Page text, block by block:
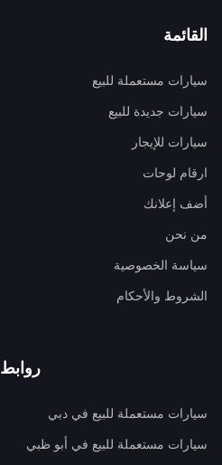
القائمة
سيارات مستعملة للبيع
سيارات جديدة للبيع
سيارات للإيجار
ارقام لوحات
أضف إعلانك
من نحن
سياسة الخصوصية
الشروط والأحكام
روابط
سيارات مستعملة للبيع في دبي
سيارات مستعملة للبيع في أبو ظبي